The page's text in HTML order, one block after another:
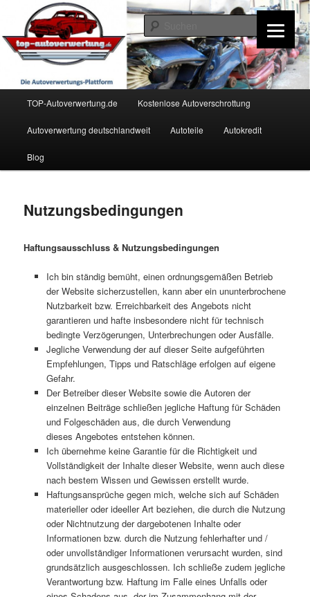
wechseln
TOP-Autoverwertung.de
TOP-Autoverwertung.de Kostenlose Autoverschrottung
Autoverwertung deutschlandweit Autoteile Autokredit
Blog
Nutzungsbedingungen
Haftungsausschluss & Nutzungsbedingungen
Ich bin ständig bemüht, einen ordnungsgemäßen Betrieb
der Website sicherzustellen, kann aber ein ununterbrochene
Nutzbarkeit bzw. Erreichbarkeit des Angebots nicht
garantieren und hafte insbesondere nicht für technisch
bedingte Verzögerungen, Unterbrechungen oder Ausfälle.
Jegliche Verwendung der auf dieser Seite aufgeführten
Empfehlungen, Tipps und Ratschläge erfolgen auf eigene
Gefahr.
Der Betreiber dieser Website sowie die Autoren der
einzelnen Beiträge schließen jegliche Haftung für Schäden
und Folgeschäden aus, die durch Verwendung
dieses Angebotes entstehen können.
Ich übernehme keine Garantie für die Richtigkeit und
Vollständigkeit der Inhalte dieser Website, wenn auch diese
nach bestem Wissen und Gewissen erstellt wurde.
Haftungsansprüche gegen mich, welche sich auf Schäden
materieller oder ideeller Art beziehen, die durch die Nutzung
oder Nichtnutzung der dargebotenen Inhalte oder
Informationen bzw. durch die Nutzung fehlerhafter und /
oder unvollständiger Informationen verursacht wurden, sind
grundsätzlich ausgeschlossen. Ich schließe zudem jegliche
Verantwortung bzw. Haftung im Falle eines Unfalls oder